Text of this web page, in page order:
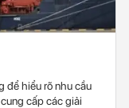
để hiểu rõ nhu cầu
cấp các giải